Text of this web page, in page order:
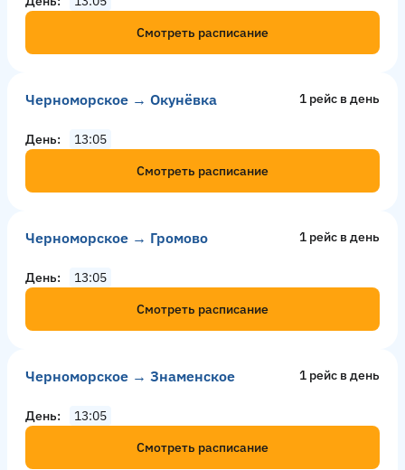
Смотреть расписание
Черноморское → Окунёвка 1 рейс в день
День
13:05
Смотреть расписание
Черноморское → Громово 1 рейс в день
День
13:05
Смотреть расписание
Черноморское → Знаменское 1 рейс в день
День
13:05
Смотреть расписание